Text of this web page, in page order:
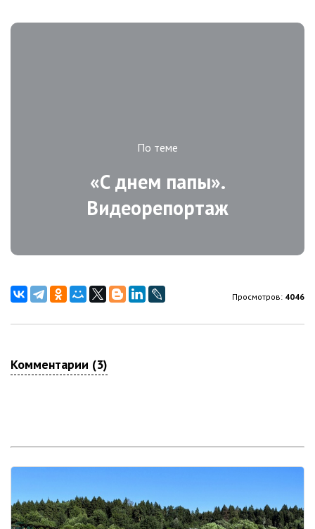
По теме
«С днем папы».
Видеорепортаж
Просмотров: 4046
Комментарии (3)